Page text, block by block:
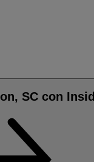
SC con